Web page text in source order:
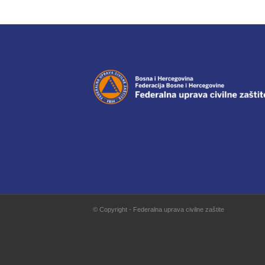
© Copyright - Federalna uprava civilne zaštite